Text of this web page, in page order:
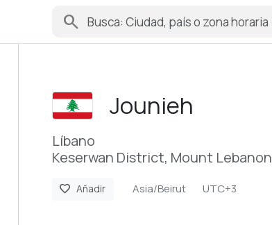
search
Jounieh
Líbano
Keserwan District, Mount Lebanon
favorite Añadir Asia/Beirut UTC+3